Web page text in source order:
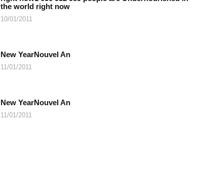
the world right now
10/01/2011
New YearNouvel An
11/01/2011
New YearNouvel An
11/01/2011